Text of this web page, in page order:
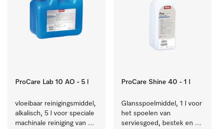
ProCare Lab 10 AO - 5 l
vloeibaar reinigingsmiddel,
alkalisch, 5 l voor speciale
machinale reiniging van
ProCare Shine 40 - 1 l
Glansspoelmiddel, 1 l voor
het spoelen van
serviesgoed, bestek en